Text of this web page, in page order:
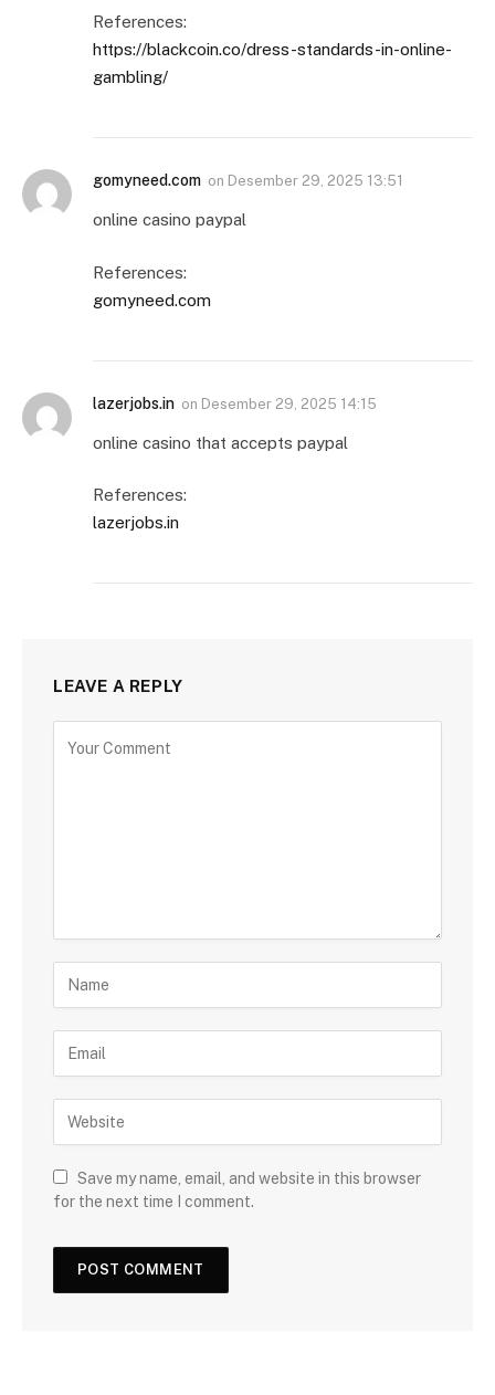
References:
https://blackcoin.co/dress-standards-in-online-
gambling/
gomyneed.com on Desember 29, 2025 13:51
online casino paypal
References:
gomyneed.com
lazerjobs.in on Desember 29, 2025 14:15
online casino that accepts paypal
References:
lazerjobs.in
LEAVE A REPLY
Save my name, email, and website in this browser
for the next time I comment.